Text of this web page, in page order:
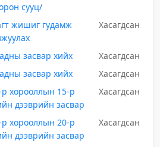
сууц/
жишиг гудамж
Хасагдсан
засвар хийх
Хасагдсан
засвар хийх
Хасагдсан
хорооллын 15-р
дээврийн засвар
Хасагдсан
хорооллын 20-р
дээврийн засвар
Хасагдсан